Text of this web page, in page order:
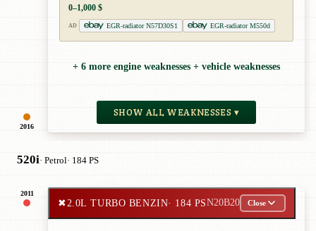
2016
0–1,000 $
AD EGR-radiator N57D30S1 EGR-radiator M550d
+ 6 more engine weaknesses + vehicle weaknesses
SHOW ALL WEAKNESSES ▾
520i· Petrol· 184 PS
2011
✖2.0L TURBO BENZIN· 184 PSN20B20 Close